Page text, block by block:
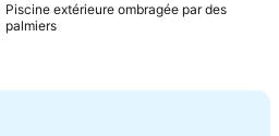
Piscine extérieure ombragée par des
palmiers